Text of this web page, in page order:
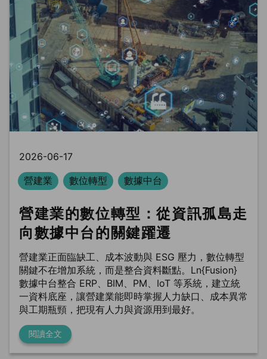
2026-06-17
營建業
數位轉型 數據中台
營建業的數位轉型：從資訊孤島走
向數據中台的關鍵躍遷
營建業正面臨缺工、成本波動與 ESG 壓力，數位轉型
關鍵不在增加系統，而是整合資料斷點。Ln{Fusion}
數據中台整合 ERP、BIM、PM、IoT 等系統，建立統
一資料底座，讓營建業能即時掌握人力缺口、成本異常
與工期瓶頸，把現有人力與資源用到最好。
閱讀全文